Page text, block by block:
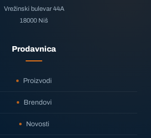
Vrežinski bulevar 44A
18000 Niš
Prodavnica
Proizvodi
Brendovi
Novosti